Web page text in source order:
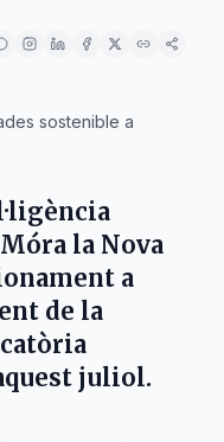
sostenible a
Móra la Nova
a
de la
juliol.